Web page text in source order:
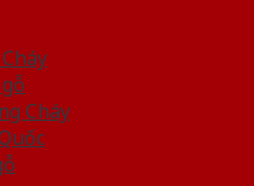
Cháy